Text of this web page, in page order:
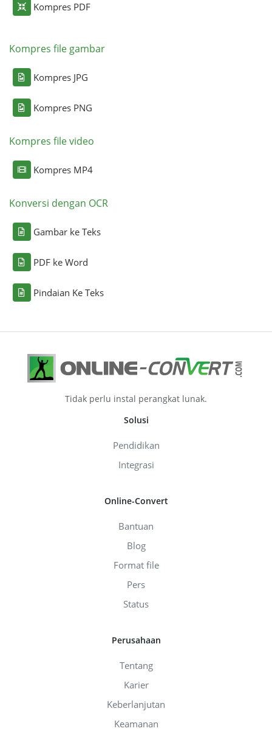
Kompres PDF
Kompres file gambar
Kompres JPG
Kompres PNG
Kompres file video
Kompres MP4
Konversi dengan OCR
Gambar ke Teks
PDF ke Word
Pindaian Ke Teks
Tidak perlu instal perangkat lunak.
Solusi
Pendidikan
Integrasi
Online-Convert
Bantuan
Blog
Format file
Pers
Status
Perusahaan
Tentang
Karier
Keberlanjutan
Keamanan